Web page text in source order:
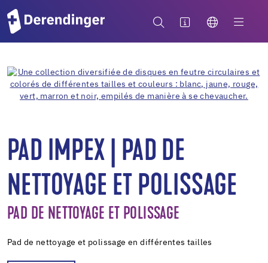
PAD IMPEX | PAD DE
NETTOYAGE ET POLISSAGE
PAD DE NETTOYAGE ET POLISSAGE
Pad de nettoyage et polissage en différentes tailles